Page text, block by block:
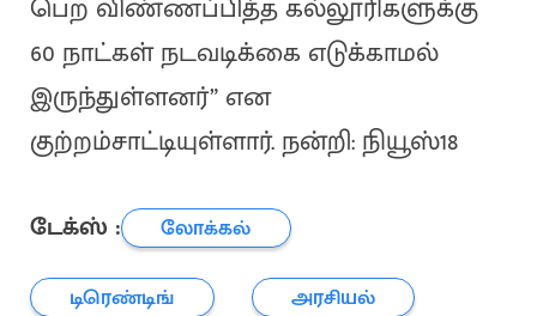
பெற விண்ணப்பித்த கல்லூரிகளுக்கு
60 நாட்கள் நடவடிக்கை எடுக்காமல்
இருந்துள்ளனர்” என
குற்றம்சாட்டியுள்ளார். நன்றி: நியூஸ்18
டேக்ஸ் :
லோக்கல்
டிரெண்டிங்
அரசியல்